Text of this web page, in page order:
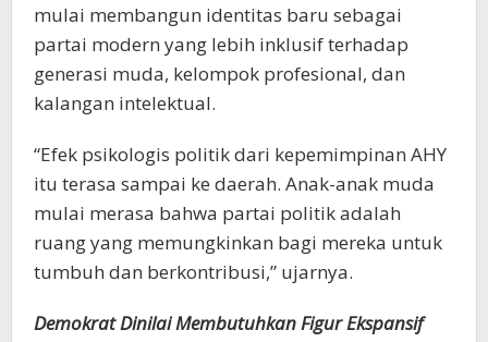
mulai membangun identitas baru sebagai
partai modern yang lebih inklusif terhadap
generasi muda, kelompok profesional, dan
kalangan intelektual.
“Efek psikologis politik dari kepemimpinan AHY
itu terasa sampai ke daerah. Anak-anak muda
mulai merasa bahwa partai politik adalah
ruang yang memungkinkan bagi mereka untuk
tumbuh dan berkontribusi,” ujarnya.
Demokrat Dinilai Membutuhkan Figur Ekspansif